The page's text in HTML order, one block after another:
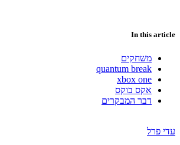
In this article
משחקים
quantum break
xbox one
אקס בוקס
דבר המבקרים
עדי פרל